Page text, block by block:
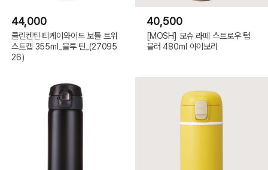
44,000
클린켄틴 티케이와이드 보틀 트위
스트캡 355ml_블루 틴_(27095
26)
40,500
[MOSH] 모슈 라떼 스트로우 텀
블러 480ml 아이보리